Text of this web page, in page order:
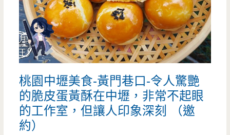
蛋
糕-
蜂
巢
波
士
頓
桃園中壢美食-黃門巷口-令人驚艷
的脆皮蛋黃酥在中壢，非常不起眼
的工作室，但讓人印象深刻 （邀
約）